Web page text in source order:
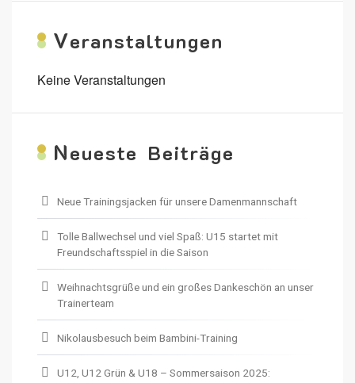
Veranstaltungen
Keine Veranstaltungen
Neueste Beiträge
Neue Trainingsjacken für unsere Damenmannschaft
Tolle Ballwechsel und viel Spaß: U15 startet mit
Freundschaftsspiel in die Saison
Weihnachtsgrüße und ein großes Dankeschön an unser
Trainerteam
Nikolausbesuch beim Bambini-Training
U12, U12 Grün & U18 – Sommersaison 2025: